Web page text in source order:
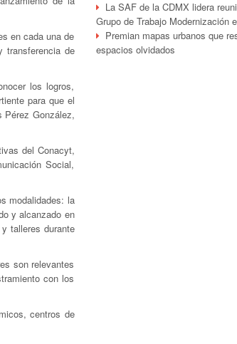
en cada una de
transferencia de
los logros,
para que el
Pérez González,
del Conacyt,
Social,
modalidades: la
y alcanzado en
talleres durante
son relevantes
con los
centros de
La SAF de la CDMX lidera
Grupo de Trabajo Modernización
Premian mapas urbanos que
espacios olvidados